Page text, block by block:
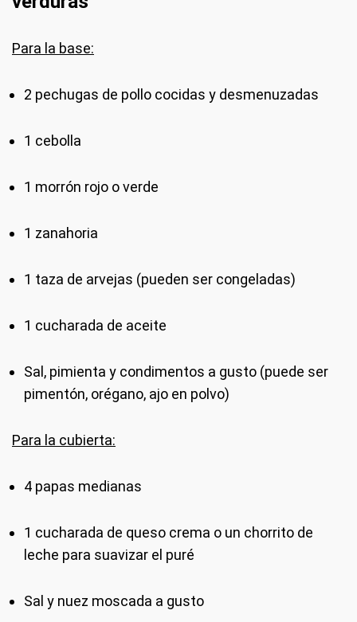
Para la base:
2 pechugas de pollo cocidas y desmenuzadas
1 cebolla
1 morrón rojo o verde
1 zanahoria
1 taza de arvejas (pueden ser congeladas)
1 cucharada de aceite
Sal, pimienta y condimentos a gusto (puede ser
pimentón, orégano, ajo en polvo)
Para la cubierta:
4 papas medianas
1 cucharada de queso crema o un chorrito de
leche para suavizar el puré
Sal y nuez moscada a gusto